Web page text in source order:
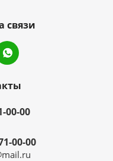
связи
00-00
00-00